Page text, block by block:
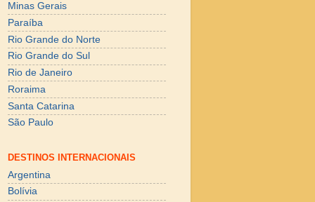
Minas Gerais
Paraíba
Rio Grande do Norte
Rio Grande do Sul
Rio de Janeiro
Roraima
Santa Catarina
São Paulo
DESTINOS INTERNACIONAIS
Argentina
Bolívia